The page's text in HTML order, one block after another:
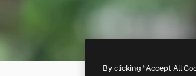
By clicking “Accept All